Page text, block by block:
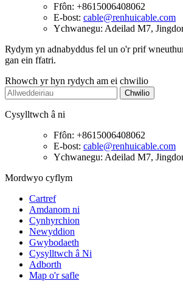
Ffôn: +8615006408062
E-bost: cable@renhuicable.com
Ychwanegu: Adeilad M7,
Rydym yn adnabyddus fel un o'r prif
gan ein ffatri.
Rhowch yr hyn rydych am ei chwilio
Cysylltwch â ni
Ffôn: +8615006408062
E-bost: cable@renhuicable.com
Ychwanegu: Adeilad M7,
Mordwyo cyflym
Cartref
Amdanom ni
Cynhyrchion
Newyddion
Gwybodaeth
Cysylltwch â Ni
Adborth
Map o'r safle